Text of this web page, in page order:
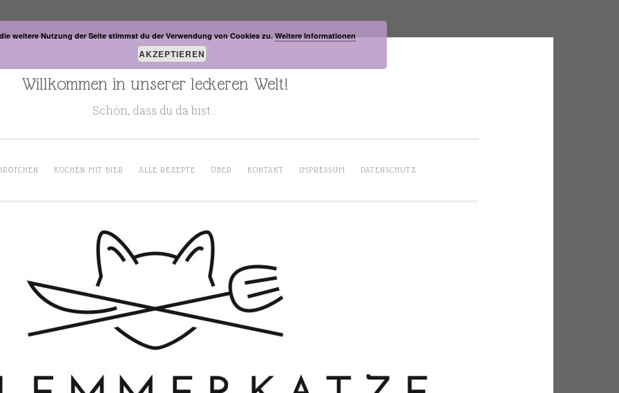
Willkommen in unserer leckeren Welt!
Schön, dass du da bist…
KOCHEN MIT BIER ALLE REZEPTE ÜBER KONTAKT IMPRESSUM DATENSCHUTZ
weitere Nutzung der Seite stimmst du der Verwendung von Cookies zu. Weitere Informationen
AKZEPTIEREN